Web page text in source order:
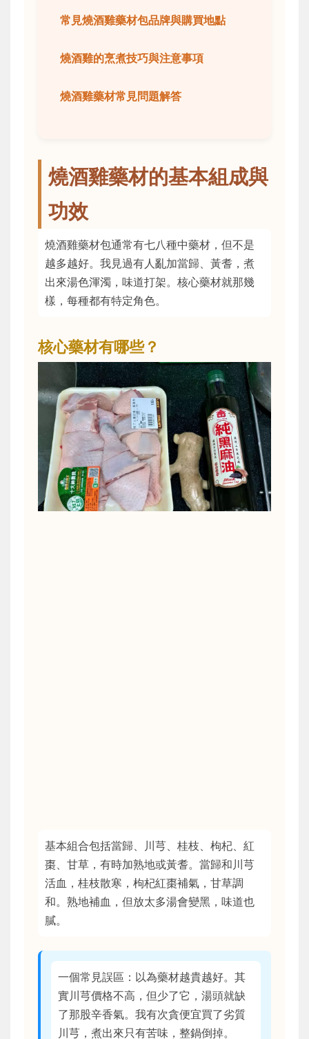
常見燒酒雞藥材包品牌與購買地點
燒酒雞的烹煮技巧與注意事項
燒酒雞藥材常見問題解答
燒酒雞藥材的基本組成與
功效
燒酒雞藥材包通常有七八種中藥材，但不是
越多越好。我見過有人亂加當歸、黃耆，煮
出來湯色渾濁，味道打架。核心藥材就那幾
樣，每種都有特定角色。
核心藥材有哪些？
基本組合包括當歸、川芎、桂枝、枸杞、紅
棗、甘草，有時加熟地或黃耆。當歸和川芎
活血，桂枝散寒，枸杞紅棗補氣，甘草調
和。熟地補血，但放太多湯會變黑，味道也
膩。
一個常見誤區：以為藥材越貴越好。其
實川芎價格不高，但少了它，湯頭就缺
了那股辛香氣。我有次貪便宜買了劣質
川芎，煮出來只有苦味，整鍋倒掉。